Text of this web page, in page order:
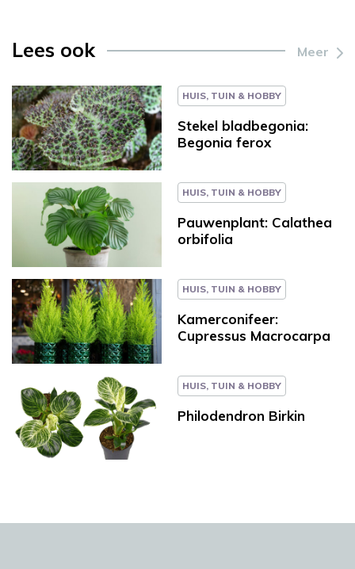
Lees ook Meer
HUIS, TUIN & HOBBY
Stekel bladbegonia:
Begonia ferox
HUIS, TUIN & HOBBY
Pauwenplant: Calathea
orbifolia
HUIS, TUIN & HOBBY
Kamerconifeer:
Cupressus Macrocarpa
HUIS, TUIN & HOBBY
Philodendron Birkin